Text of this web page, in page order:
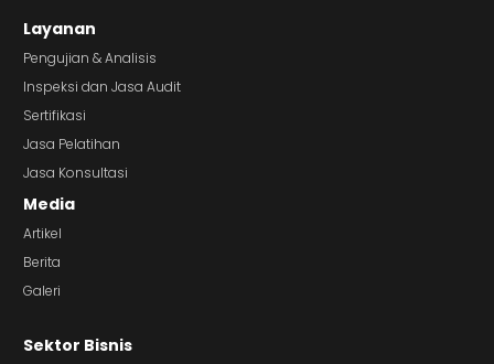
Layanan
Pengujian & Analisis
Inspeksi dan Jasa Audit
Sertifikasi
Jasa Pelatihan
Jasa Konsultasi
Media
Artikel
Berita
Galeri
Sektor Bisnis